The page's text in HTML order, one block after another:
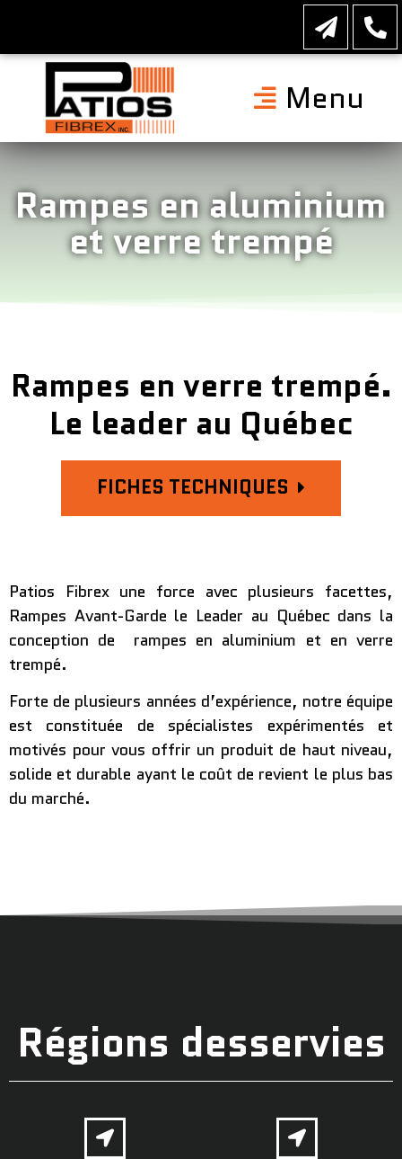
Menu
Rampes en aluminium
et verre trempé
Rampes en verre trempé.
Le leader au Québec
FICHES TECHNIQUES
Patios Fibrex une force avec plusieurs facettes,
Rampes Avant-Garde le Leader au Québec dans la
conception de rampes en aluminium et en verre
trempé.
Forte de plusieurs années d’expérience, notre équipe
est constituée de spécialistes expérimentés et
motivés pour vous offrir un produit de haut niveau,
solide et durable ayant le coût de revient le plus bas
du marché.
Régions desservies